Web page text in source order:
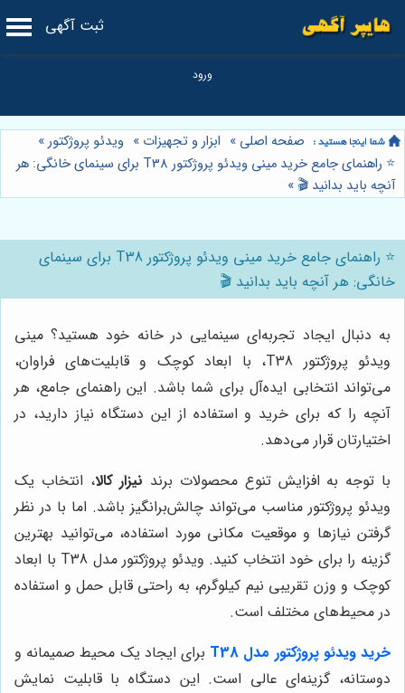
ثبت آگهی
صفحه اصلی » ابزار و تجهیزات » ویدئو پروژکتور»
⭐️ راهنمای جامع خرید مینی ویدئو پروژکتور T38 برای سینمای خانگی: هر
آنچه باید بدانید 🎬 »
⭐️ راهنمای جامع خرید مینی ویدئو پروژکتور T38 برای سینمای
خانگی: هر آنچه باید بدانید 🎬
به دنبال ایجاد تجربه‌ای سینمایی در خانه خود هستید؟ مینی
ویدئو پروژکتور T38، با ابعاد کوچک و قابلیت‌های فراوان،
می‌تواند انتخابی ایده‌آل برای شما باشد. این راهنمای جامع، هر
آنچه را که برای خرید و استفاده از این دستگاه نیاز دارید، در
اختیارتان قرار می‌دهد.
با توجه به افزایش تنوع محصولات برند نیزار کالا، انتخاب یک
ویدئو پروژکتور مناسب می‌تواند چالش‌برانگیز باشد. اما با در نظر
گرفتن نیازها و موقعیت مکانی مورد استفاده، می‌توانید بهترین
گزینه را برای خود انتخاب کنید. ویدئو پروژکتور مدل T38 با ابعاد
کوچک و وزن تقریبی نیم کیلوگرم، به راحتی قابل حمل و استفاده
در محیط‌های مختلف است.
خرید ویدئو پروژکتور مدل T38
برای ایجاد یک محیط صمیمانه و
دوستانه، گزینه‌ای عالی است. این دستگاه با قابلیت نمایش